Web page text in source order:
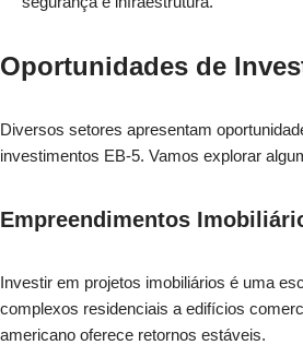
Oportunidades de
Diversos setores apresentam
investimentos EB-5. Vamos explorar
Empreendimentos
Investir em projetos imobiliários é uma
complexos residenciais a edifícios
americano oferece retornos estáveis.